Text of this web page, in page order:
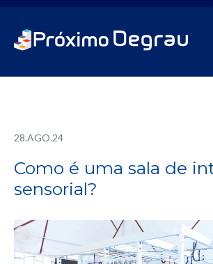
28.AGO.24
Como é uma sala de
sensorial?